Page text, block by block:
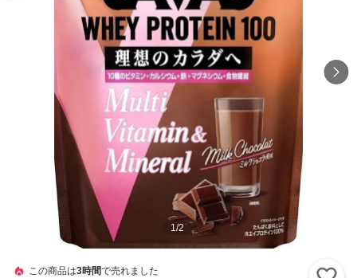
1/2
この商品は3時間で売れました